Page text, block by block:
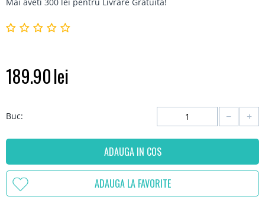
Mai aveti 300 lei pentru Livrare Gratuita!
189.90lei
Buc: +
−
ADAUGA IN COS
ADAUGA LA FAVORITE